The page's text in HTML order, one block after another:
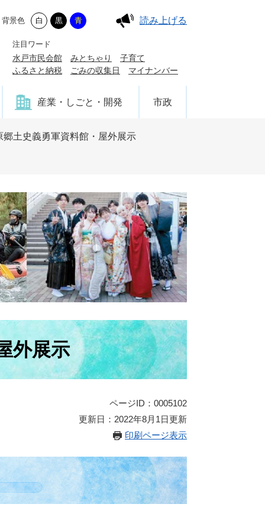
背景色 白 黒 青 読み上げる
注目ワード
水戸市民会館 みとちゃり
子育て
ふるさと納税
ごみの収集日 マイナンバー
産業・しごと・開発 市政
郷土史義勇軍資料館・屋外展示
外展示
ページID：0005102
更新日：2022年8月1日更新
印刷ページ表示